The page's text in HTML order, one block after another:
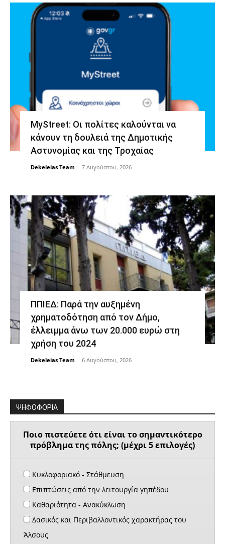
MyStreet: Οι πολίτες καλούνται να
κάνουν τη δουλειά της Δημοτικής
Αστυνομίας και της Τροχαίας
Dekeleias Team - 7 Αυγούστου, 2026
ΠΠΙΕΔ: Παρά την αυξημένη
χρηματοδότηση από τον Δήμο,
έλλειμμα άνω των 20.000 ευρώ στη
χρήση του 2024
Dekeleias Team - 6 Αυγούστου, 2026
ΨΗΦΟΦΟΡΙΑ
Ποιο πιστεύετε ότι είναι το σημαντικότερο
πρόβλημα της πόλης; (μέχρι 5 επιλογές)
Κυκλοφοριακό - Στάθμευση
Επιπτώσεις από την λειτουργία γηπέδου
Καθαριότητα - Ανακύκλωση
Δασικός και Περιβαλλοντικός χαρακτήρας του
Άλσους